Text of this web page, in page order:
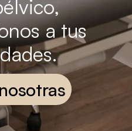
a tus